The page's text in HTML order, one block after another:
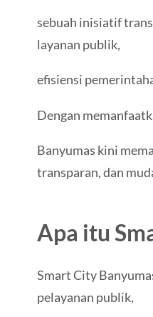
sebuah inisiatif
layanan publik,
efisiensi
Dengan
Banyumas kini
transparan, dan
Apa itu
Smart City
pelayanan publik,